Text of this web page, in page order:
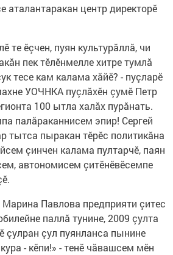
аталантаракан центр директорӗ
те ӗçчен, пуян культурăллă, чи
пек тӗлӗнмелле хитре тумлă
тесе кам калама хăйӗ? - пуçларӗ
УОЧНКА пуçлăхӗн çумӗ Петр
100 ытла халăх пурăнать.
палăраканнисем эпир! Сергей
тытса пыракан тӗрӗс политикăна
çинчен калама пултарчӗ, паян
автономисем çитӗнӗвӗсемпе
Марина Павлова предприяти çитес
паллă тунине, 2009 çулта
çулран çул пуянланса пынине
- кӗпи!» - тенӗ чăвашсем мӗн